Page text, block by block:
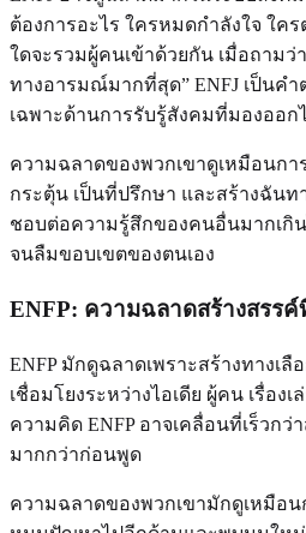
ต้องการอะไร ใครหมดกำลังใจ ใค
ใดจะรวมผู้คนเข้าด้วยกัน เมื่อถาม
ทางอารมณ์มากที่สุด” ENFJ เป็นค
เฉพาะด้านการรับรู้สังคมที่มองออก
ความฉลาดของพวกเขาดูเหมือนกา
กระตุ้น เป็นที่ปรึกษา และสร้างฉันท
ชอบต่อความรู้สึกของคนอื่นมากเกิน
จนลืมขอบเขตของตนเอง
ENFP: ความฉลาดสร้างสรรค์
ENFP มักดูฉลาดเพราะสร้างทางเลื
เชื่อมโยงระหว่างไอเดีย ผู้คน เรื่อง
ความคิด ENFP อาจเคลื่อนที่เร็วกว่
มากกว่าก่อนพูด
ความฉลาดของพวกเขามักดูเหมือน